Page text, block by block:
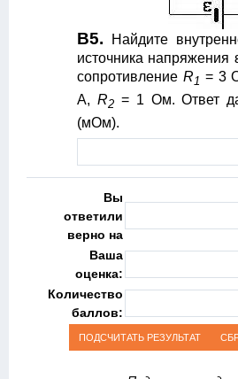
B5.
Найдите
источника напряжения
сопротивление R1 = 3
А, R2= 1 Ом. Ответ
(мОм).
Вы
ответили
верно на
Ваша
оценка:
Количество
баллов: